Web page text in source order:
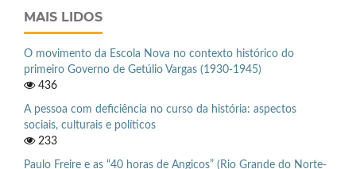
MAIS LIDOS
O movimento da Escola Nova no contexto histórico do
primeiro Governo de Getúlio Vargas (1930-1945)
436
A pessoa com deficiência no curso da história: aspectos
sociais, culturais e políticos
233
Paulo Freire e as “40 horas de Angicos” (Rio Grande do Norte-